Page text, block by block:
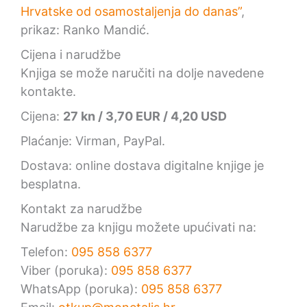
Hrvatske od osamostaljenja do danas”,
prikaz: Ranko Mandić.
Cijena i narudžbe
Knjiga se može naručiti na dolje navedene
kontakte.
Cijena: 27 kn / 3,70 EUR / 4,20 USD
Plaćanje: Virman, PayPal.
Dostava: online dostava digitalne knjige je
besplatna.
Kontakt za narudžbe
Narudžbe za knjigu možete upućivati na:
Telefon: 095 858 6377
Viber (poruka): 095 858 6377
WhatsApp (poruka): 095 858 6377